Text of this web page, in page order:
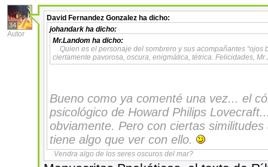
34
Autor
David Fernandez Gonzalez ha dicho:
johandark ha dicho:
Mr.Landom ha dicho:
Quien es el personaje del sombrero y sus acompañantes “ojos
ciertamente pavorosa, oscura, enigmática, tétrica. Felicidades,
Bueno como ya comenté una vez... el
psicológico de Howard Philips
obviamente. Pero con ciertas
tiene algo que ver con ello.
Vendra algo de los seres oscuros del mar?